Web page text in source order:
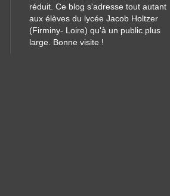
réduit. Ce blog s'adresse tout autant
aux élèves du lycée Jacob Holtzer
(Firminy- Loire) qu'à un public plus
large. Bonne visite !